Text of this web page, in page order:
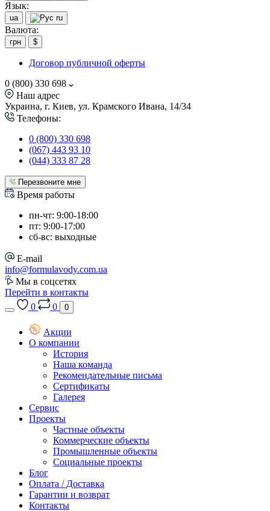
Язык:
ua ru
Валюта:
грн $
Договор публичной оферты
0 (800) 330 698
Наш адрес
Украина, г. Киев, ул. Крамского Ивана, 14/34
Телефоны:
0 (800) 330 698
(067) 443 93 10
(044) 333 87 28
Перезвоните мне
Время работы
пн-чт: 9:00-18:00
пт: 9:00-17:00
сб-вс: выходные
E-mail
info@formulavody.com.ua
Мы в соцсетях
Перейти в контакты
0
0 0
Акции
О компании
История
Наша команда
Рекомендательные письма
Сертификаты
Галерея
Сервис
Проекты
Частные объекты
Коммерческие объекты
Промышленные объекты
Социальные проекты
Блог
Оплата / Доставка
Гарантии и возврат
Контакты